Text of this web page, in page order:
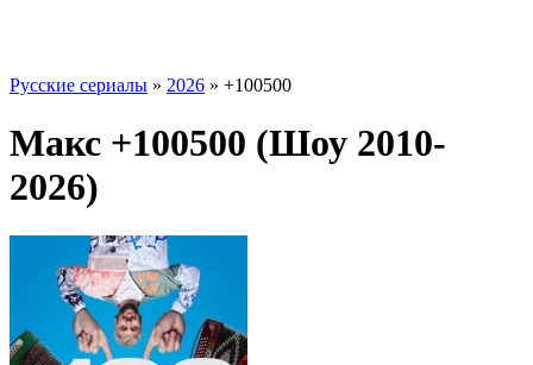
Русские сериалы » 2026 » +100500
Макс +100500 (Шоу 2010-
2026)